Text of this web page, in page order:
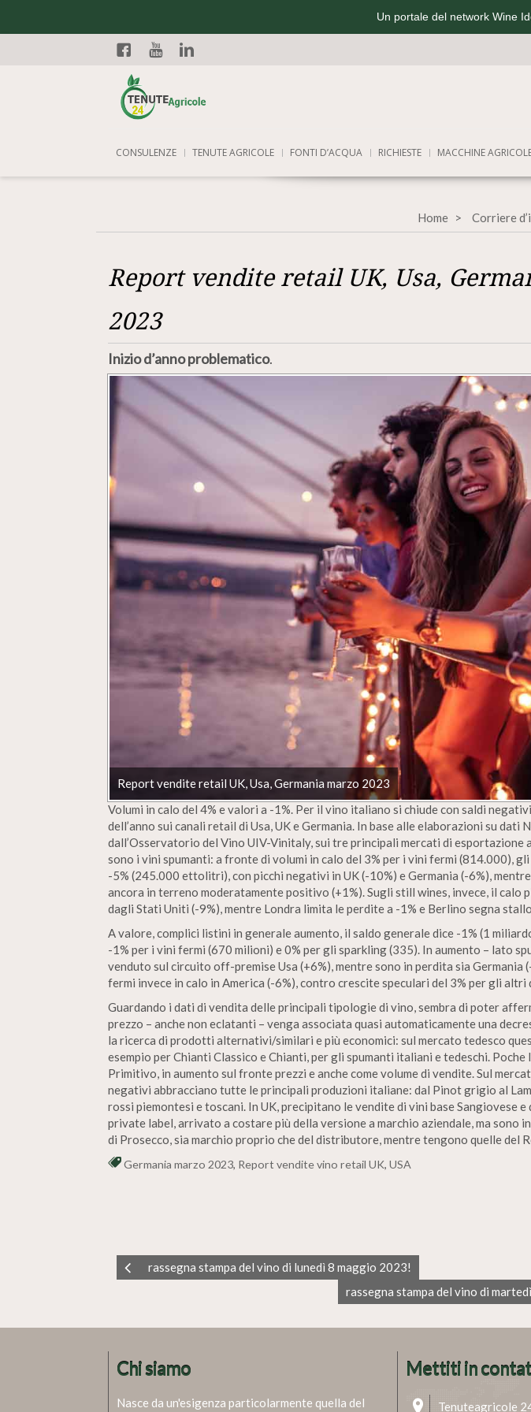
Un portale del network Wine
Facebook
CONSULENZE TENUTE AGRICOLE FONTI D’ACQUA RICHIESTE MACCHINE
Home Corriere
Report vendite retail UK, Usa,
2023
Inizio d’anno problematico.
Report vendite retail UK, Usa, Germania marzo 2023
Volumi in calo del 4% e valori a -1%. Per il vino italiano si chiude con saldi
dell’anno sui canali retail di Usa, UK e Germania. In base alle elaborazioni su
dall’Osservatorio del Vino UIV-Vinitaly, sui tre principali mercati di
sono i vini spumanti: a fronte di volumi in calo del 3% per i vini fermi (814.000),
-5% (245.000 ettolitri), con picchi negativi in UK (-10%) e Germania (-6%),
ancora in terreno moderatamente positivo (+1%). Sugli still wines, invece, il calo
dagli Stati Uniti (-9%), mentre Londra limita le perdite a -1% e Berlino segna
A valore, complici listini in generale aumento, il saldo generale dice -1% (1
-1% per i vini fermi (670 milioni) e 0% per gli sparkling (335). In aumento – lato
venduto sul circuito off-premise Usa (+6%), mentre sono in perdita sia Germania
fermi invece in calo in America (-6%), contro crescite speculari del 3% per gli altri
Guardando i dati di vendita delle principali tipologie di vino, sembra di poter
prezzo – anche non eclatanti – venga associata quasi automaticamente una
la ricerca di prodotti alternativi/similari e più economici: sul mercato tedesco
esempio per Chianti Classico e Chianti, per gli spumanti italiani e tedeschi. Poche
Primitivo, in aumento sul fronte prezzi e anche come volume di vendite. Sul
negativi abbracciano tutte le principali produzioni italiane: dal Pinot grigio al
rossi piemontesi e toscani. In UK, precipitano le vendite di vini base Sangiovese
private label, arrivato a costare più della versione a marchio aziendale, ma sono
di Prosecco, sia marchio proprio che del distributore, mentre tengono quelle del
Germania marzo 2023, Report vendite vino retail UK, USA
rassegna stampa del vino di lunedì 8 maggio 2023!
rassegna stampa del vino di
Chi siamo
Nasce da un'esigenza particolarmente quella del
Mettiti in
Tenuteagricole